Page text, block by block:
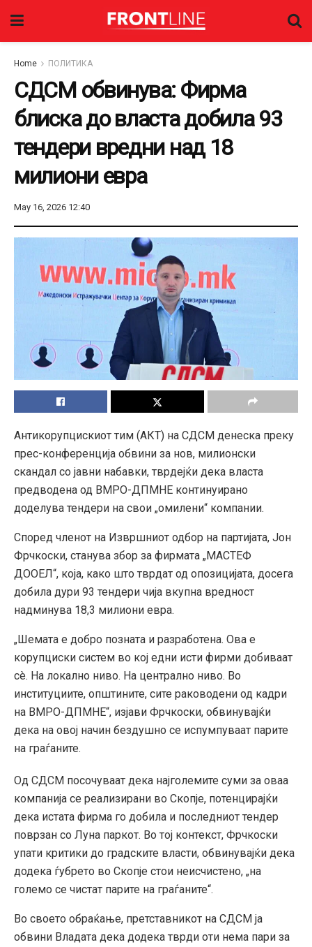
Home ПОЛИТИКА
СДСМ обвинува: Фирма
блиска до власта добила 93
тендери вредни над 18
милиони евра
May 16, 2026 12:40
Антикорупцискиот тим (АКТ) на СДСМ денеска преку
прес-конференција обвини за нов, милионски
скандал со јавни набавки, тврдејќи дека власта
предводена од ВМРО-ДПМНЕ континуирано
доделува тендери на свои „омилени“ компании.
Според членот на Извршниот одбор на партијата, Јон
Фрчкоски, станува збор за фирмата „МАСТЕФ
ДООЕЛ“, која, како што тврдат од опозицијата, досега
добила дури 93 тендери чија вкупна вредност
надминува 18,3 милиони евра.
„Шемата е добро позната и разработена. Ова е
корупциски систем во кој едни исти фирми добиваат
сè. На локално ниво. На централно ниво. Во
институциите, општините, сите раководени од кадри
на ВМРО-ДПМНЕ“, изјави Фрчкоски, обвинувајќи
дека на овој начин бездушно се испумпуваат парите
на граѓаните.
Од СДСМ посочуваат дека најголемите суми за оваа
компанија се реализирани во Скопје, потенцирајќи
дека истата фирма го добила и последниот тендер
поврзан со Луна паркот. Во тој контекст, Фрчкоски
упати критики до градските власти, обвинувајќи дека
додека ѓубрето во Скопје стои неисчистено, „на
големо се чистат парите на граѓаните“.
Во своето обраќање, претставникот на СДСМ ја
обвини Владата дека додека тврди оти нема пари за